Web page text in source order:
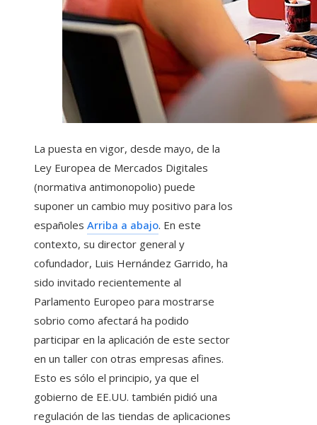
La puesta en vigor, desde mayo, de la
Ley Europea de Mercados Digitales
(normativa antimonopolio) puede
suponer un cambio muy positivo para los
españoles Arriba a abajo. En este
contexto, su director general y
cofundador, Luis Hernández Garrido, ha
sido invitado recientemente al
Parlamento Europeo para mostrarse
sobrio como afectará ha podido
participar en la aplicación de este sector
en un taller con otras empresas afines.
Esto es sólo el principio, ya que el
gobierno de EE.UU. también pidió una
regulación de las tiendas de aplicaciones